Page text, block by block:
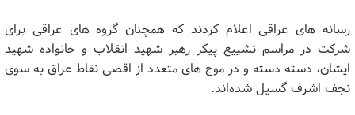
رسانه های عراقی اعلام کردند که همچنان گروه های عراقی برای
شرکت در مراسم تشییع پیکر رهبر شهید انقلاب و خانواده شهید
ایشان، دسته دسته و در موج های متعدد از اقصی نقاط عراق به سوی
نجف اشرف گسیل شده‌اند.